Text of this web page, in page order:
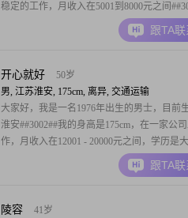
稳定的工作，月收入在5001到8000元之间
我拥有大学本科学历，在工作中我一直保持
负责的态度##3002##在生活中，我自认为是
性格直率坦
跟TA联
开心就好
50岁
男, 江苏淮安, 175cm, 离异, 交通运输
大家好，我是一名1976年出生的男士，目前
淮安##3002##我的身高是175cm，在一家公
作，月收入在12001 - 20000元之间，学历是
##3002##在生活中，我给自己的评价是稳重
##3002##无论是对待工作还是与人相处，我
格乐观积
跟TA联
陵容
41岁